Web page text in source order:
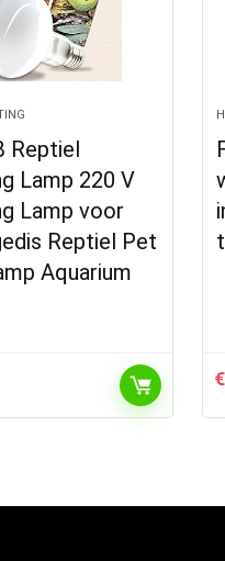
Reptiel
Lamp 220 V
Lamp voor
Reptiel Pet
Aquarium
€